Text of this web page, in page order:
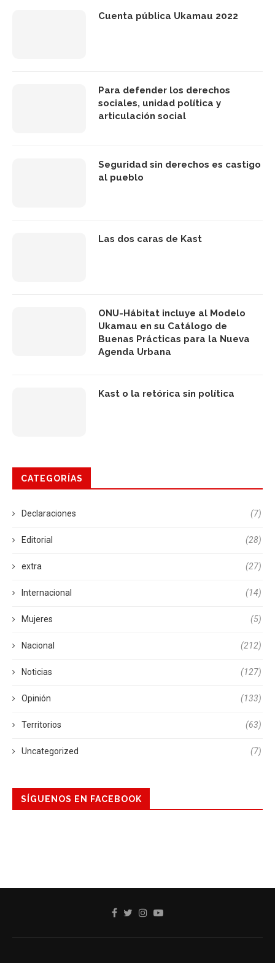
Cuenta pública Ukamau 2022
Para defender los derechos
sociales, unidad política y
articulación social
Seguridad sin derechos es castigo
al pueblo
Las dos caras de Kast
ONU-Hábitat incluye al Modelo
Ukamau en su Catálogo de
Buenas Prácticas para la Nueva
Agenda Urbana
Kast o la retórica sin política
CATEGORÍAS
Declaraciones (7)
Editorial (28)
extra (27)
Internacional (14)
Mujeres (5)
Nacional (212)
Noticias (127)
Opinión (133)
Territorios (63)
Uncategorized (7)
SÍGUENOS EN FACEBOOK